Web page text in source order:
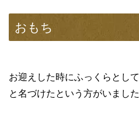
おもち
お迎えした時にふっくらとし
と名づけたという方がいました